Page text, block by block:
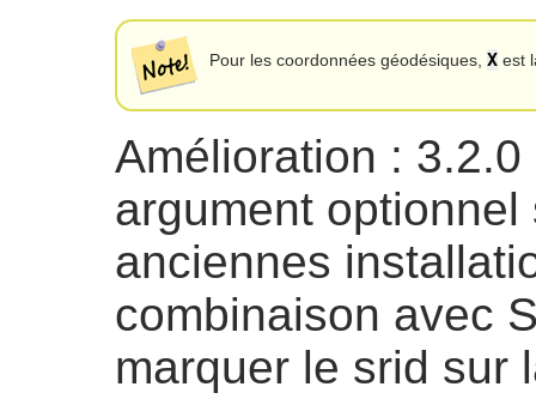
Pour les coordonnées géodésiques,X est
Amélioration :
argument
anciennes
combinaison avec
marquer le srid sur